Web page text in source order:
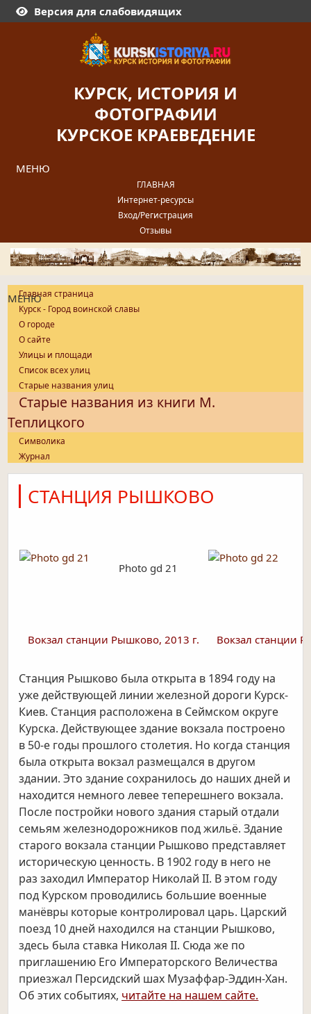
Версия для слабовидящих
КУРСК, ИСТОРИЯ И
ФОТОГРАФИИ
КУРСКОЕ КРАЕВЕДЕНИЕ
МЕНЮ
ГЛАВНАЯ
Интернет-ресурсы
Вход/Регистрация
Отзывы
МЕНЮ
Главная страница
Курск - Город воинской славы
О городе
О сайте
Улицы и площади
Список всех улиц
Старые названия улиц
Старые названия из книги М.
Теплицкого
Символика
Журнал
СТАНЦИЯ РЫШКОВО
Photo gd 21
Вокзал станции Рышково, 2013 г. Вокзал станции
Станция Рышково была открыта в 1894 году на
уже действующей линии железной дороги Курск-
Киев. Станция расположена в Сеймском округе
Курска. Действующее здание вокзала построено
в 50-е годы прошлого столетия. Но когда станция
была открыта вокзал размещался в другом
здании. Это здание сохранилось до наших дней и
находится немного левее теперешнего вокзала.
После постройки нового здания старый отдали
семьям железнодорожников под жильё. Здание
старого вокзала станции Рышково представляет
историческую ценность. В 1902 году в него не
раз заходил Император Николай II. В этом году
под Курском проводились большие военные
манёвры которые контролировал царь. Царский
поезд 10 дней находился на станции Рышково,
здесь была ставка Николая II. Сюда же по
приглашению Его Императорского Величества
приезжал Персидский шах Музаффар-Эддин-Хан.
Об этих событиях, читайте на нашем сайте.